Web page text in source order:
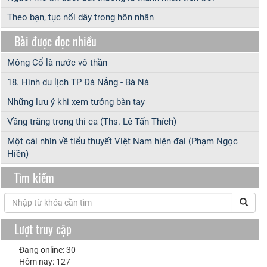
Theo bạn, tục nối dây trong hôn nhân
Bài được đọc nhiều
Mông Cổ là nước vô thần
18. Hình du lịch TP Đà Nẵng - Bà Nà
Những lưu ý khi xem tướng bàn tay
Vầng trăng trong thi ca (Ths. Lê Tấn Thích)
Một cái nhìn về tiểu thuyết Việt Nam hiện đại (Phạm Ngọc
Hiền)
Tìm kiếm
Lượt truy cập
Đang online: 30
Hôm nay: 127